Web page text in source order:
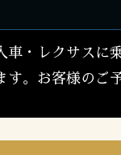
車・レクサス
す。お客様のご